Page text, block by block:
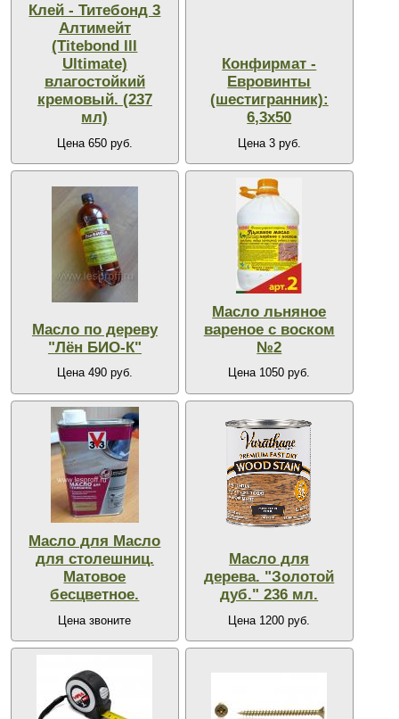
Клей - Титебонд 3
Алтимейт
(Titebond lll
Ultimate)
влагостойкий
кремовый. (237
мл)
Цена 650 руб.
Конфирмат -
Евровинты
(шестигранник):
6,3х50
Цена 3 руб.
Масло по дереву
"Лён БИО-К"
Цена 490 руб.
Масло льняное
вареное с воском
№2
Цена 1050 руб.
Масло для Масло
для столешниц.
Матовое
бесцветное.
Цена звоните
Масло для
дерева. "Золотой
дуб." 236 мл.
Цена 1200 руб.